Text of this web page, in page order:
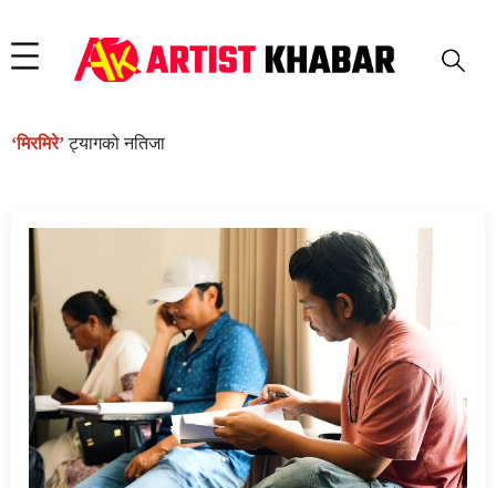
‘मिरमिरे’ट्यागको नतिजा